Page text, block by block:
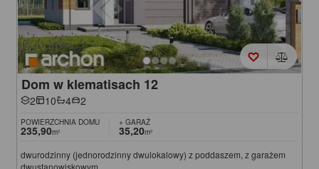
Dom w klematisach 12
2 10 4 2
POWIERZCHNIA DOMU
235,90m²
+ GARAŻ
35,20m²
dwurodzinny (jednorodzinny dwulokalowy) z poddaszem, z garażem
dwustanowiskowym